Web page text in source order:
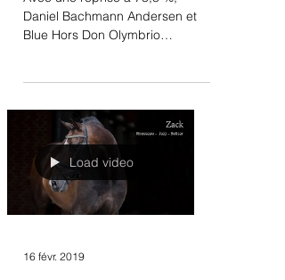
Andersen et Blue Hors
Don
Daniel Bachmann Andersen et
Blue Hors Don Olymbrio
remportent avec aisance le
Grand Prix du CDI 3* de...